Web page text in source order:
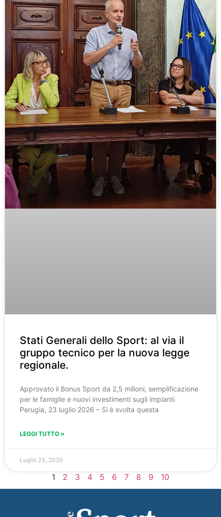
Stati Generali dello Sport: al via il
gruppo tecnico per la nuova legge
regionale.
Approvato il Bonus Sport da 2,5 milioni, semplificazione
per le famiglie e nuovi investimenti sugli impianti
Perugia, 23 luglio 2026 – Si è svolta questa
LEGGI TUTTO »
Luglio 23, 2026
1 2 3 4 5 6 7 8 9 10